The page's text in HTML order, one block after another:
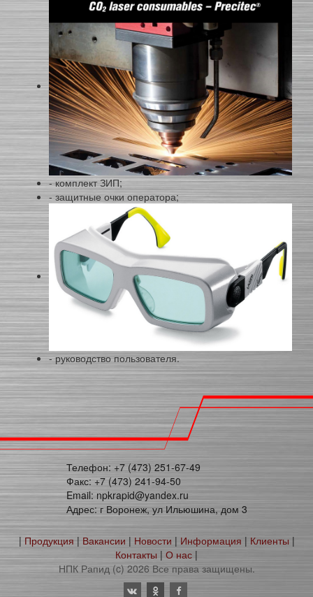
- комплект ЗИП;
- защитные очки оператора;
- руководство пользователя.
Телефон: +7 (473) 251-67-49
Факс: +7 (473) 241-94-50
Email: npkrapid@yandex.ru
Адрес: г Воронеж, ул Ильюшина, дом 3
| Продукция | Вакансии | Новости | Информация | Клиенты |
Контакты | О нас |
НПК Рапид (c) 2026 Все права защищены.